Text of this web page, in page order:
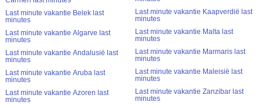
Last minute vakantie Belek last
minutes
Last minute vakantie Algarve last
minutes
Last minute vakantie Andalusië last
minutes
Last minute vakantie Aruba last
minutes
Last minute vakantie Azoren last
minutes
Last minute vakantie Kaapverdië last
minutes
Last minute vakantie Malta last
minutes
Last minute vakantie Marmaris last
minutes
Last minute vakantie Maleisië last
minutes
Last minute vakantie Zanzibar last
minutes